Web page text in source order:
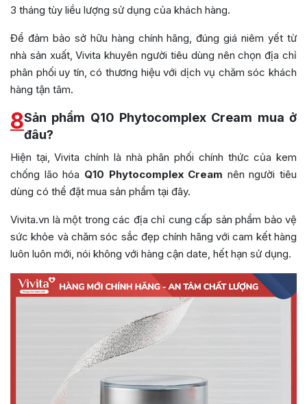
3 tháng tùy liều lượng sử dụng của khách hàng.
Để đảm bảo sở hữu hàng chính hãng, đúng giá niêm yết từ
nhà sản xuất, Vivita khuyên người tiêu dùng nên chọn địa chỉ
phân phối uy tín, có thương hiệu với dịch vụ chăm sóc khách
hàng tận tâm.
8Sản phẩm Q10 Phytocomplex Cream mua ở
đâu?
Hiện tại, Vivita chính là nhà phân phối chính thức của kem
chống lão hóa Q10 Phytocomplex Cream nên người tiêu
dùng có thể đặt mua sản phẩm tại đây.
Vivita.vn là một trong các địa chỉ cung cấp sản phẩm bảo vệ
sức khỏe và chăm sóc sắc đẹp chính hãng với cam kết hàng
luôn luôn mới, nói không với hàng cận date, hết hạn sử dụng.